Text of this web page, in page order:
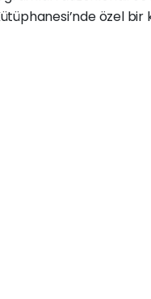
özel